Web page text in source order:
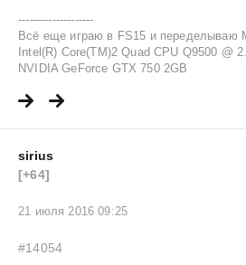
--------------------
Всё еще играю в FS15 и переделываю
Intel(R) Core(TM)2 Quad CPU Q9500 @
NVIDIA GeForce GTX 750 2GB
sirius
[+64]
21 июля 2016 09:25
#14054